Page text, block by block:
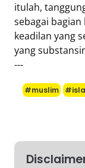
itulah,
sebagai
keadilan yang
yang
---
#muslim